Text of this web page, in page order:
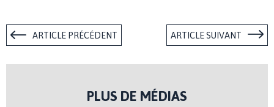
ARTICLE PRÉCÉDENT ARTICLE SUIVANT
PLUS DE MÉDIAS